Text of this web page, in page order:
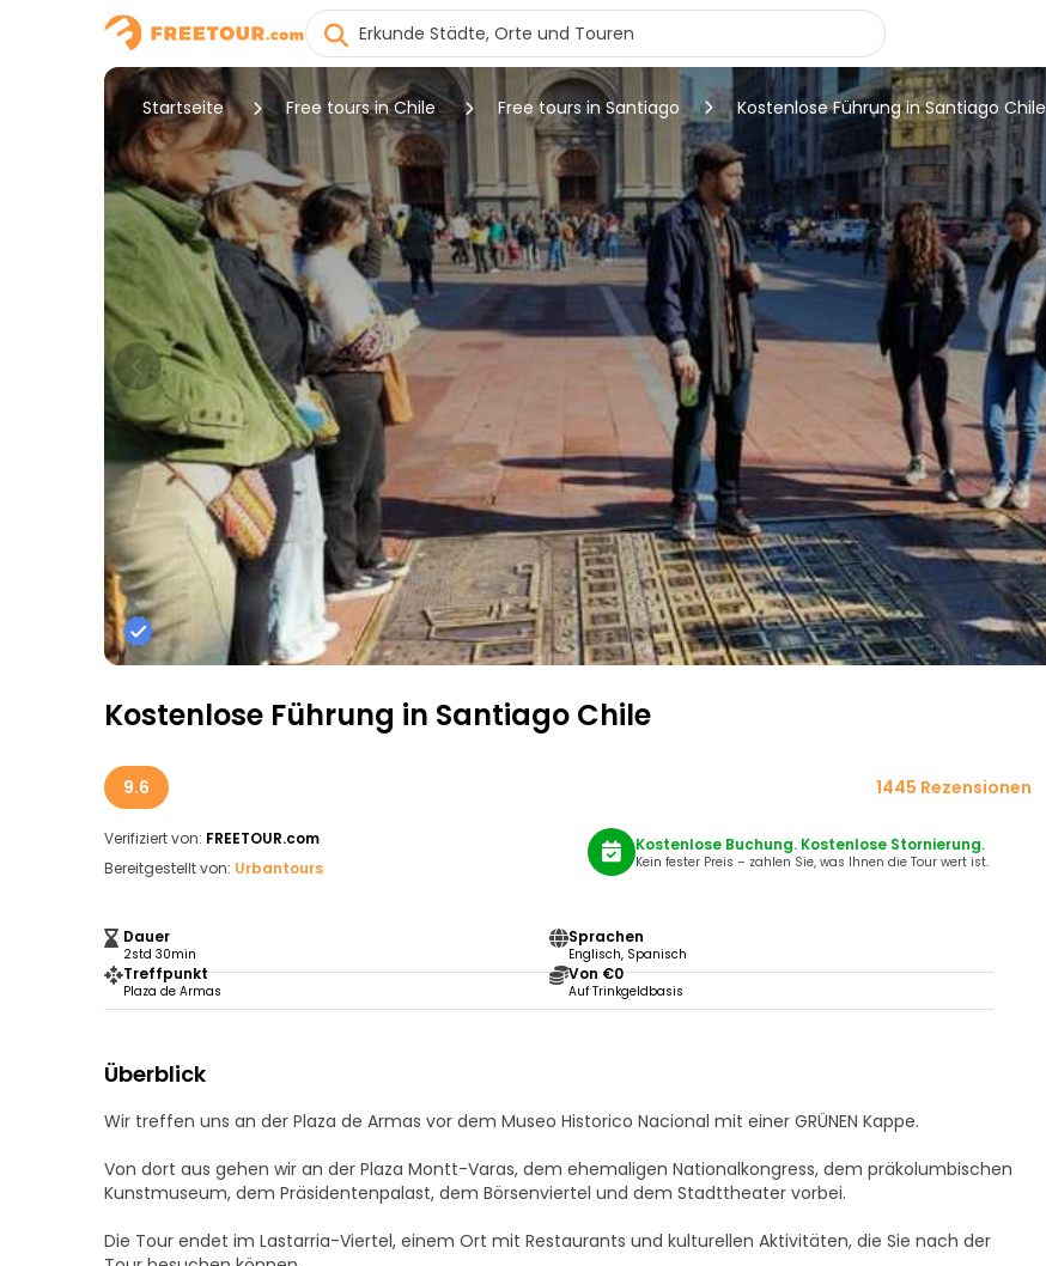
Startseite Free tours in Chile Free tours in Santiago Kostenlose Führung in Santiago Chile
Kostenlose Führung in Santiago Chile
9.6 1445 Rezensionen
Verifiziert von: FREETOUR.com
Bereitgestellt von: Urbantours
Dauer
2std 30min
Sprachen
Englisch, Spanisch
Treffpunkt
Plaza de Armas
Von €0
Auf Trinkgeldbasis
Kostenlose Buchung. Kostenlose Stornierung.
Kein fester Preis – zahlen Sie, was Ihnen die Tour wert ist.
Überblick
Wir treffen uns an der Plaza de Armas vor dem Museo Historico Nacional mit einer GRÜNEN Kappe.
Von dort aus gehen wir an der Plaza Montt-Varas, dem ehemaligen Nationalkongress, dem präkolumbischen
Kunstmuseum, dem Präsidentenpalast, dem Börsenviertel und dem Stadttheater vorbei.
Die Tour endet im Lastarria-Viertel, einem Ort mit Restaurants und kulturellen Aktivitäten, die Sie nach der